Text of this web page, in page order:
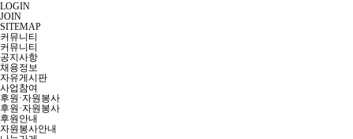
LOGIN
JOIN
SITEMAP
커뮤니티
커뮤니티
공지사항
채용정보
자유게시판
사업참여
후원·자원봉사
후원·자원봉사
후원안내
자원봉사안내